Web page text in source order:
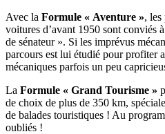
Avec la Formule « Aventure », les
voitures d’avant 1950 sont conviés
de sénateur ». Si les imprévus
parcours est lui étudié pour profiter
mécaniques parfois un peu
La Formule « Grand Tourisme »
de choix de plus de 350 km,
de balades touristiques ! Au
oubliés !